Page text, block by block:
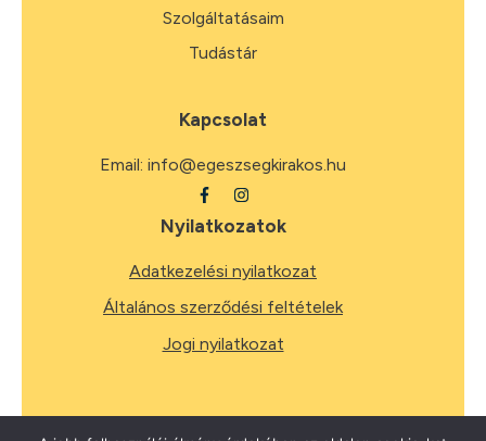
Szolgáltatásaim
Tudástár
Kapcsolat
Email: info@egeszsegkirakos.hu
Nyilatkozatok
Adatkezelési nyilatkozat
Általános szerződési feltételek
Jogi nyilatkozat